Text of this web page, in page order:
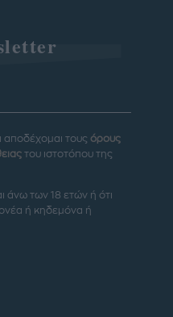
αποδέχομαι τους όρους
του ιστοτόπου της
άνω των 18 ετών ή ότι
ή κηδεμόνα ή